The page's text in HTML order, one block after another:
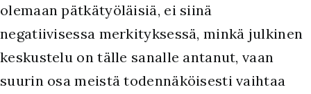
olemaan pätkätyöläisiä, ei siinä
negatiivisessa merkityksessä, minkä julkinen
keskustelu on tälle sanalle antanut, vaan
suurin osa meistä todennäköisesti vaihtaa